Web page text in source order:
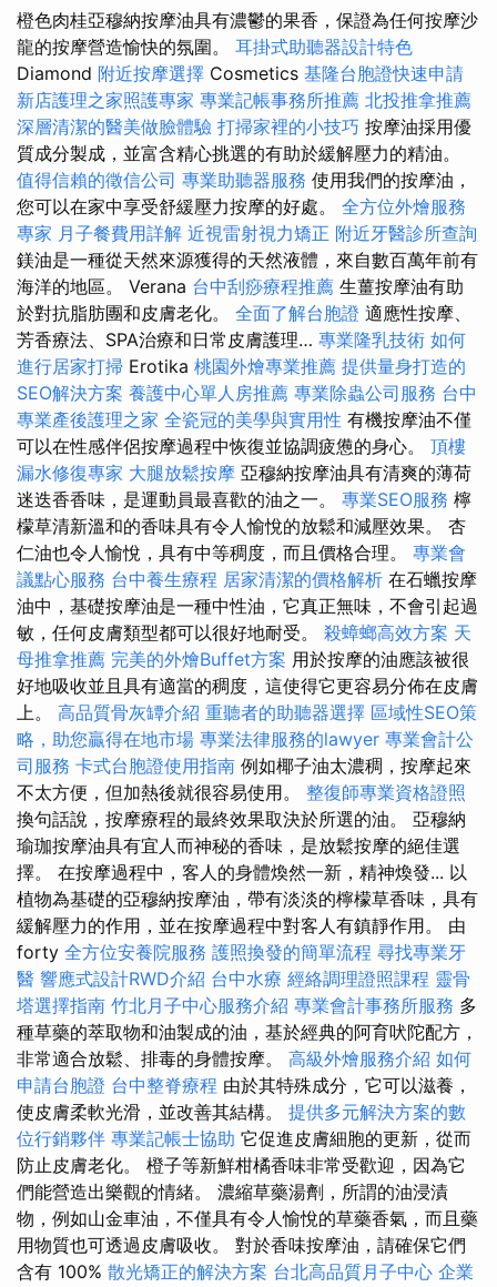
橙色肉桂亞穆納按摩油具有濃鬱的果香，保證為任何按摩沙
龍的按摩營造愉快的氛圍。 耳掛式助聽器設計特色
Diamond 附近按摩選擇 Cosmetics 基隆台胞證快速申請
新店護理之家照護專家 專業記帳事務所推薦 北投推拿推薦
深層清潔的醫美做臉體驗 打掃家裡的小技巧 按摩油採用優
質成分製成，並富含精心挑選的有助於緩解壓力的精油。
值得信賴的徵信公司 專業助聽器服務 使用我們的按摩油，
您可以在家中享受舒緩壓力按摩的好處。 全方位外燴服務
專家 月子餐費用詳解 近視雷射視力矯正 附近牙醫診所查詢
鎂油是一種從天然來源獲得的天然液體，來自數百萬年前有
海洋的地區。 Verana 台中刮痧療程推薦 生薑按摩油有助
於對抗脂肪團和皮膚老化。 全面了解台胞證 適應性按摩、
芳香療法、SPA治療和日常皮膚護理… 專業隆乳技術 如何
進行居家打掃 Erotika 桃園外燴專業推薦 提供量身打造的
SEO解決方案 養護中心單人房推薦 專業除蟲公司服務 台中
專業產後護理之家 全瓷冠的美學與實用性 有機按摩油不僅
可以在性感伴侶按摩過程中恢復並協調疲憊的身心。 頂樓
漏水修復專家 大腿放鬆按摩 亞穆納按摩油具有清爽的薄荷
迷迭香香味，是運動員最喜歡的油之一。 專業SEO服務 檸
檬草清新溫和的香味具有令人愉悅的放鬆和減壓效果。 杏
仁油也令人愉悅，具有中等稠度，而且價格合理。 專業會
議點心服務 台中養生療程 居家清潔的價格解析 在石蠟按摩
油中，基礎按摩油是一種中性油，它真正無味，不會引起過
敏，任何皮膚類型都可以很好地耐受。 殺蟑螂高效方案 天
母推拿推薦 完美的外燴Buffet方案 用於按摩的油應該被很
好地吸收並且具有適當的稠度，這使得它更容易分佈在皮膚
上。 高品質骨灰罈介紹 重聽者的助聽器選擇 區域性SEO策
略，助您贏得在地市場 專業法律服務的lawyer 專業會計公
司服務 卡式台胞證使用指南 例如椰子油太濃稠，按摩起來
不太方便，但加熱後就很容易使用。 整復師專業資格證照
換句話說，按摩療程的最終效果取決於所選的油。 亞穆納
瑜珈按摩油具有宜人而神秘的香味，是放鬆按摩的絕佳選
擇。 在按摩過程中，客人的身體煥然一新，精神煥發... 以
植物為基礎的亞穆納按摩油，帶有淡淡的檸檬草香味，具有
緩解壓力的作用，並在按摩過程中對客人有鎮靜作用。 由
forty 全方位安養院服務 護照換發的簡單流程 尋找專業牙
醫 響應式設計RWD介紹 台中水療 經絡調理證照課程 靈骨
塔選擇指南 竹北月子中心服務介紹 專業會計事務所服務 多
種草藥的萃取物和油製成的油，基於經典的阿育吠陀配方，
非常適合放鬆、排毒的身體按摩。 高級外燴服務介紹 如何
申請台胞證 台中整脊療程 由於其特殊成分，它可以滋養，
使皮膚柔軟光滑，並改善其結構。 提供多元解決方案的數
位行銷夥伴 專業記帳士協助 它促進皮膚細胞的更新，從而
防止皮膚老化。 橙子等新鮮柑橘香味非常受歡迎，因為它
們能營造出樂觀的情緒。 濃縮草藥湯劑，所謂的油浸漬
物，例如山金車油，不僅具有令人愉悅的草藥香氣，而且藥
用物質也可透過皮膚吸收。 對於香味按摩油，請確保它們
含有 100% 散光矯正的解決方案 台北高品質月子中心 企業